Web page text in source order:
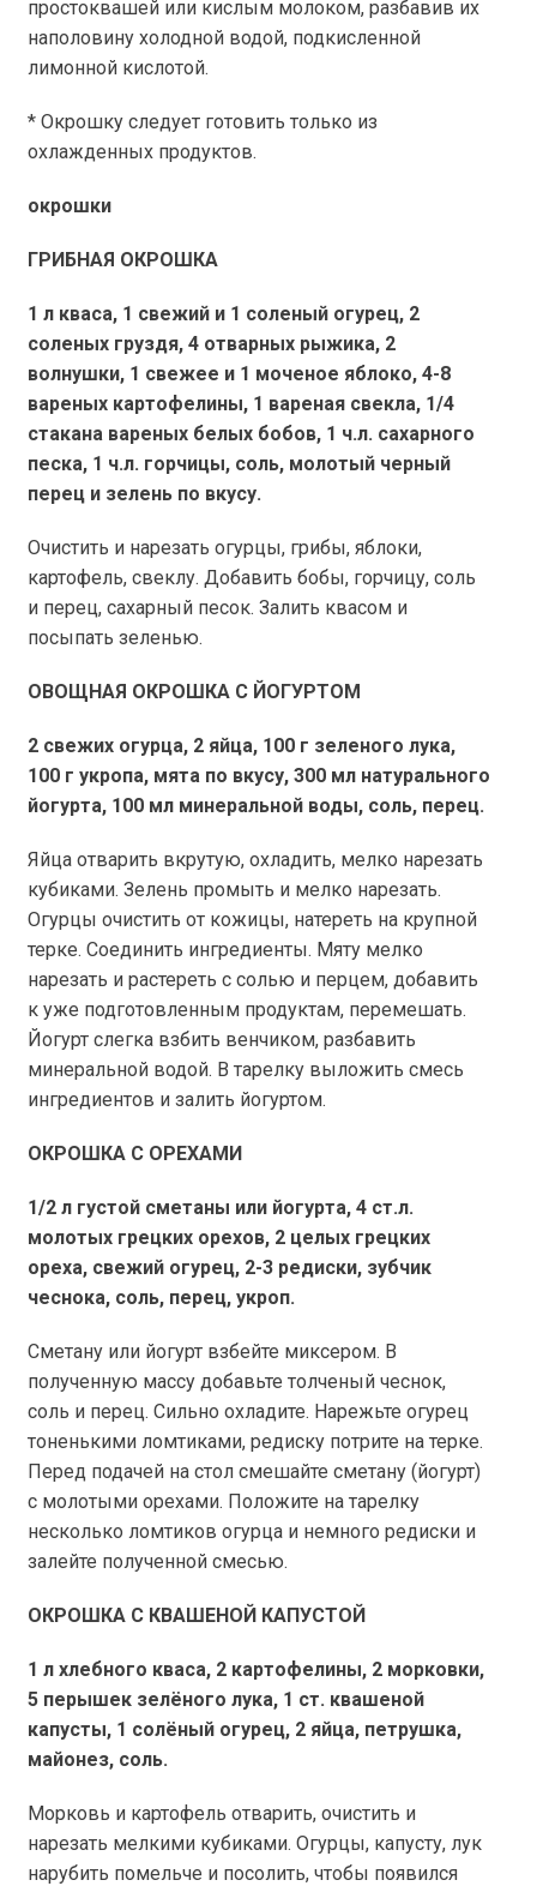
простоквашей или кислым молоком, разбавив их
наполовину холодной водой, подкисленной
лимонной кислотой.
* Окрошку следует готовить только из
охлажденных продуктов.
окрошки
ГРИБНАЯ ОКРОШКА
1 л кваса, 1 свежий и 1 соленый огурец, 2
соленых груздя, 4 отварных рыжика, 2
волнушки, 1 свежее и 1 моченое яблоко, 4-8
вареных картофелины, 1 вареная свекла, 1/4
стакана вареных белых бобов, 1 ч.л. сахарного
песка, 1 ч.л. горчицы, соль, молотый черный
перец и зелень по вкусу.
Очистить и нарезать огурцы, грибы, яблоки,
картофель, свеклу. Добавить бобы, горчицу, соль
и перец, сахарный песок. Залить квасом и
посыпать зеленью.
ОВОЩНАЯ ОКРОШКА С ЙОГУРТОМ
2 свежих огурца, 2 яйца, 100 г зеленого лука,
100 г укропа, мята по вкусу, 300 мл натурального
йогурта, 100 мл минеральной воды, соль, перец.
Яйца отварить вкрутую, охладить, мелко нарезать
кубиками. Зелень промыть и мелко нарезать.
Огурцы очистить от кожицы, натереть на крупной
терке. Соединить ингредиенты. Мяту мелко
нарезать и растереть с солью и перцем, добавить
к уже подготовленным продуктам, перемешать.
Йогурт слегка взбить венчиком, разбавить
минеральной водой. В тарелку выложить смесь
ингредиентов и залить йогуртом.
ОКРОШКА С ОРЕХАМИ
1/2 л густой сметаны или йогурта, 4 ст.л.
молотых грецких орехов, 2 целых грецких
ореха, свежий огурец, 2-3 редиски, зубчик
чеснока, соль, перец, укроп.
Сметану или йогурт взбейте миксером. В
полученную массу добавьте толченый чеснок,
соль и перец. Сильно охладите. Нарежьте огурец
тоненькими ломтиками, редиску потрите на терке.
Перед подачей на стол смешайте сметану (йогурт)
с молотыми орехами. Положите на тарелку
несколько ломтиков огурца и немного редиски и
залейте полученной смесью.
ОКРОШКА С КВАШЕНОЙ КАПУСТОЙ
1 л хлебного кваса, 2 картофелины, 2 морковки,
5 перышек зелёного лука, 1 ст. квашеной
капусты, 1 солёный огурец, 2 яйца, петрушка,
майонез, соль.
Морковь и картофель отварить, очистить и
нарезать мелкими кубиками. Огурцы, капусту, лук
нарубить помельче и посолить, чтобы появился